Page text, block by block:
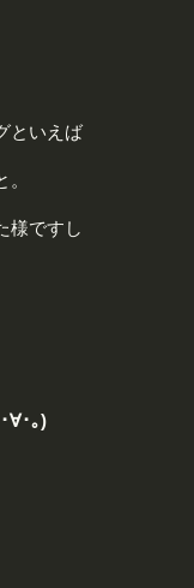
といえば
様ですし
∀･｡)